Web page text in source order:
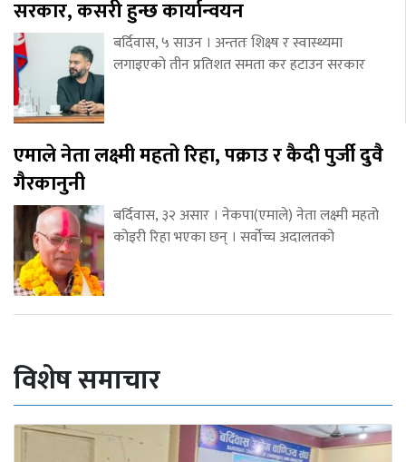
सरकार, कसरी हुन्छ कार्यान्वयन
बर्दिवास, ५ साउन । अन्ततः शिक्ष्ष र स्वास्थ्यमा
लगाइएको तीन प्रतिशत समता कर हटाउन सरकार
एमाले नेता लक्ष्मी महतो रिहा, पक्राउ र कैदी पुर्जी दुवै
गैरकानुनी
बर्दिवास, ३२ असार । नेकपा(एमाले) नेता लक्ष्मी महतो
कोइरी रिहा भएका छन् । सर्वोच्च अदालतको
विशेष समाचार